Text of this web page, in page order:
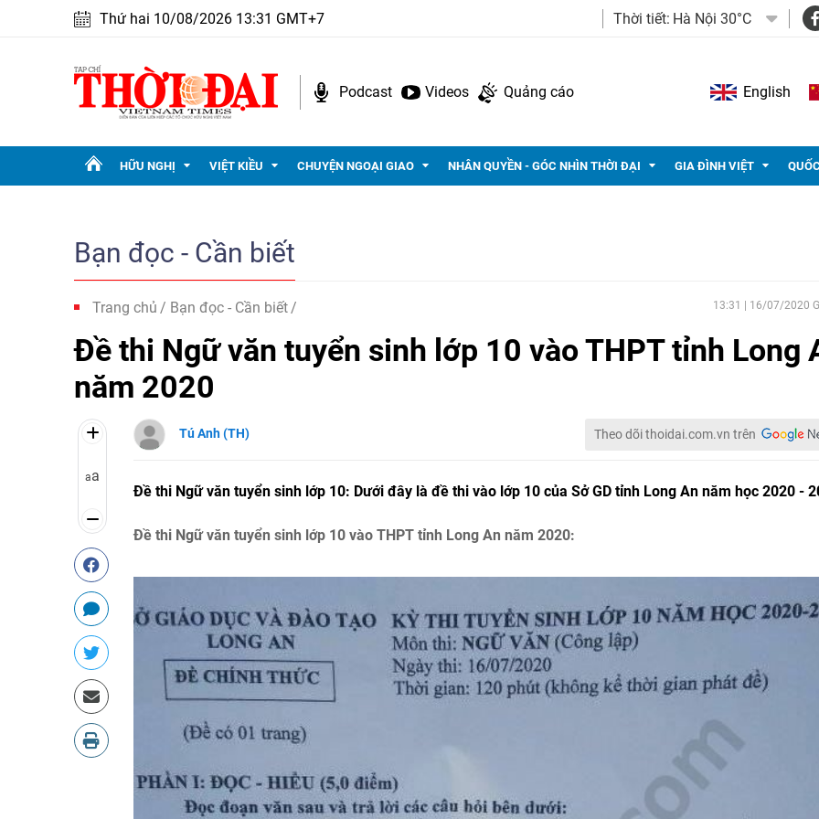
Thứ hai 10/08/2026 13:31 GMT+7 Thời tiết: Hà Nội 30°C
Podcast Videos Quảng cáo English
HỮU NGHỊ VIỆT KIỀU CHUYỆN NGOẠI GIAO NHÂN QUYỀN - GÓC NHÌN THỜI ĐẠI GIA ĐÌNH VIỆT
Bạn đọc - Cần biết
Trang chủ Bạn đọc - Cần biết 13:31 | 16/07/2020
Đề thi Ngữ văn tuyển sinh lớp 10 vào THPT tỉnh Long
năm 2020
aa
Tú Anh (TH) Theo dõi thoidai.com.vn trên
Đề thi Ngữ văn tuyển sinh lớp 10: Dưới đây là đề thi vào lớp 10 của Sở GD tỉnh Long An năm học 2020 -
Đề thi Ngữ văn tuyển sinh lớp 10 vào THPT tỉnh Long An năm 2020: